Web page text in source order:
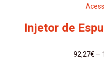
Injetor de
92,27€ –